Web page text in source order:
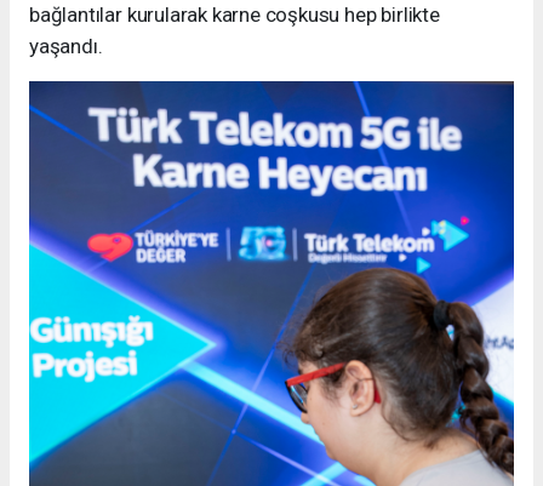
bağlantılar kurularak karne coşkusu hep birlikte
yaşandı.